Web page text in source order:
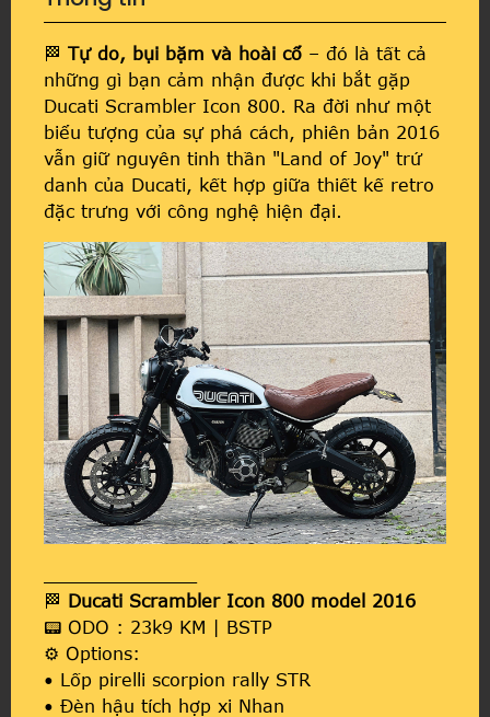
🏁 Tự do, bụi bặm và hoài cổ – đó là tất cả
những gì bạn cảm nhận được khi bắt gặp
Ducati Scrambler Icon 800. Ra đời như một
biểu tượng của sự phá cách, phiên bản 2016
vẫn giữ nguyên tinh thần "Land of Joy" trứ
danh của Ducati, kết hợp giữa thiết kế retro
đặc trưng với công nghệ hiện đại.
🏁 Ducati Scrambler Icon 800 model 2016
📟 ODO : 23k9 KM | BSTP
⚙️ Options:
• Lốp pirelli scorpion rally STR
• Đèn hậu tích hợp xi Nhan